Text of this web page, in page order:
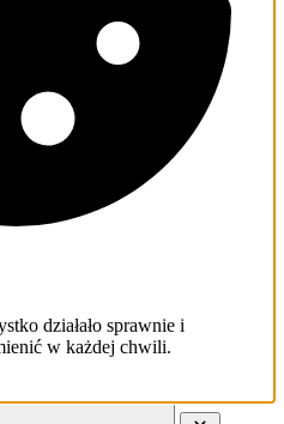
działało sprawnie i
w każdej chwili.